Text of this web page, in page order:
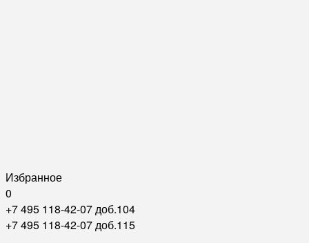
Избранное
0
+7 495 118-42-07 доб.104
+7 495 118-42-07 доб.115